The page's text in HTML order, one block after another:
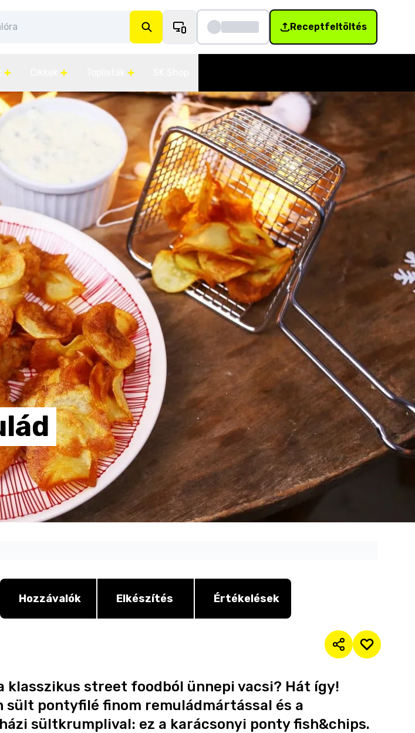
Receptfeltöltés
Hozzávalók Elkészítés Értékelések
klasszikus street foodból ünnepi vacsi? Hát így!
sült pontyfilé finom remuládmártással és a
sültkrumplival: ez a karácsonyi ponty fish&chips.